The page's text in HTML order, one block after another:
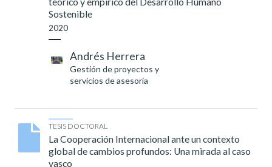
Sostenible
2020
Andrés Herrera
Gestión de proyectos y
servicios de asesoría
TESIS DOCTORAL
La Cooperación Internacional ante un contexto
global de cambios profundos: Una mirada al caso
vasco